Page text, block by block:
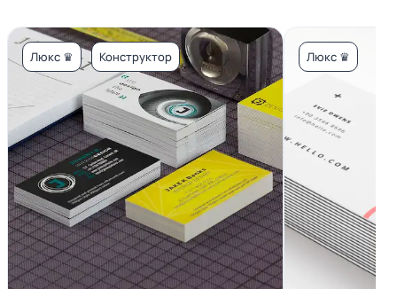
Люкс ♛ Конструктор Люкс ♛